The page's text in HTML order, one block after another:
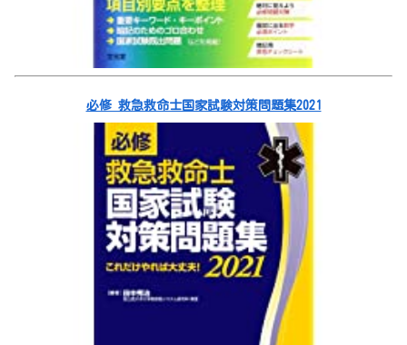
必修 救急救命士国家試験対策問題集2021